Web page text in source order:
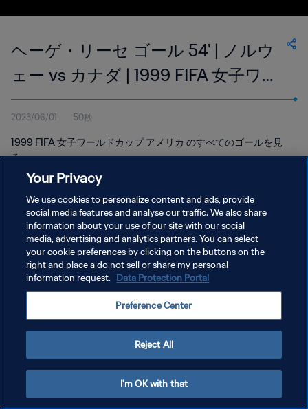
ヘーゲ・リーセ ゴール 54' | ノルウ
ェー vs カナダ | 1999 FIFA 女子ワー
ルドカップ アメリカ
2023/06/01 50秒
1999 FIFA 女子ワールドカップ アメリカ のすべてのゴールを見
る。
プライバシーポリシー
サービス利用規約
クッキー設定の管理
Your Privacy
We use cookies to personalize content and ads, provide
social media features and analyse our traffic. We also share
information about your use of our site with our social
media, advertising and analytics partners. You can select
your cookie preferences by clicking on the buttons on the
right and place a do not sell or share my personal
information request. Data Protection Portal
Preference Center
Reject All
I'm OK with that